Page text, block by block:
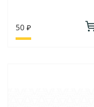
50 ₽